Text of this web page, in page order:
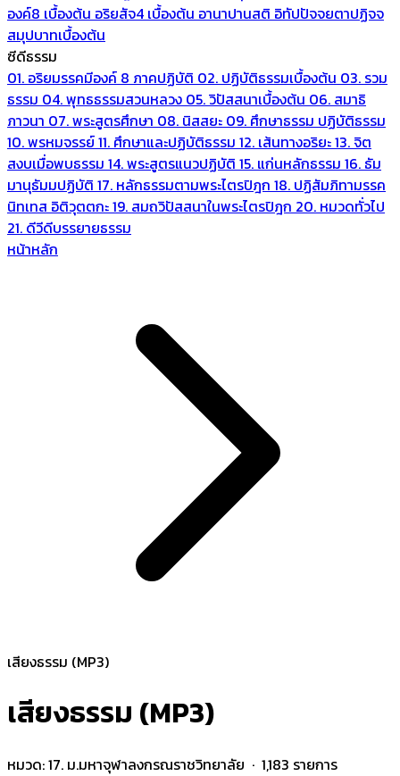
องค์8 เบื้องต้น อริยสัจ4 เบื้องต้น อานาปานสติ อิทัปปัจจยตาปฏิจจ
สมุปบาทเบื้องต้น
ซีดีธรรม
01. อริยมรรคมีองค์ 8 ภาคปฏิบัติ 02. ปฏิบัติธรรมเบื้องต้น 03. รวม
ธรรม 04. พุทธธรรมสวนหลวง 05. วิปัสสนาเบื้องต้น 06. สมาธิ
ภาวนา 07. พระสูตรศึกษา 08. นิสสยะ 09. ศึกษาธรรม ปฏิบัติธรรม
10. พรหมจรรย์11. ศึกษาและปฏิบัติธรรม 12. เส้นทางอริยะ13. จิต
สงบเมื่อพบธรรม 14. พระสูตรแนวปฏิบัติ 15. แก่นหลักธรรม 16. ธัม
มานุธัมมปฏิบัติ 17. หลักธรรมตามพระไตรปิฎก 18. ปฏิสัมภิทามรรค
นิทเทส อิติวุตตกะ19. สมถวิปัสสนาในพระไตรปิฎก 20. หมวดทั่วไป
21. ดีวีดีบรรยายธรรม
หน้าหลัก
เสียงธรรม (MP3)
เสียงธรรม (MP3)
หมวด:17. ม.มหาจุฬาลงกรณราชวิทยาลัย · 1,183 รายการ